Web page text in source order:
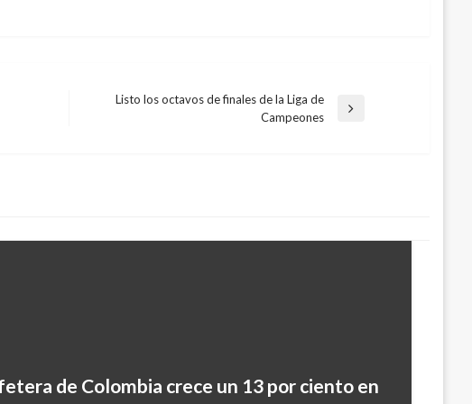
Listo los octavos de finales de la Liga de
Campeones
de Colombia crece un 13 por ciento en